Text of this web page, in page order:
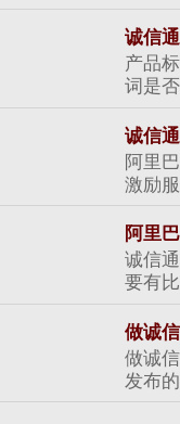
诚信
产品
词是
诚信
阿里
激励
阿里
诚信
要有
做诚
做诚
发布